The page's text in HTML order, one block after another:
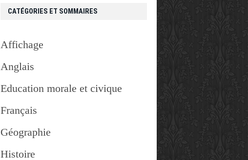
CATÉGORIES ET SOMMAIRES
Affichage
Anglais
Education morale et civique
Français
Géographie
Histoire